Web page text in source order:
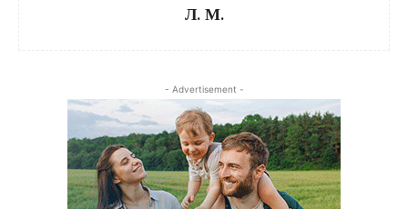
Л. М.
- Advertisement -